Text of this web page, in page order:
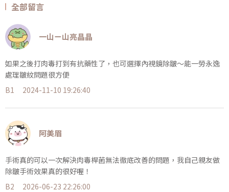
全部留言
一山ㄧ山亮晶晶
如果之後打肉毒打到有抗藥性了，也可選擇內視鏡除皺～能一勞永逸
處理皺紋問題很方便
B1
2024-11-10 19:26:40
阿美眉
手術真的可以一次解決肉毒桿菌無法徹底改善的問題，我自己親友做
除皺手術效果真的很好喔！
B2
2026-06-23 22:26:00